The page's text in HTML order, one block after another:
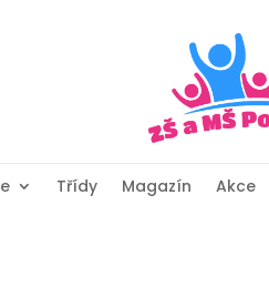
Třídy Magazín Akce